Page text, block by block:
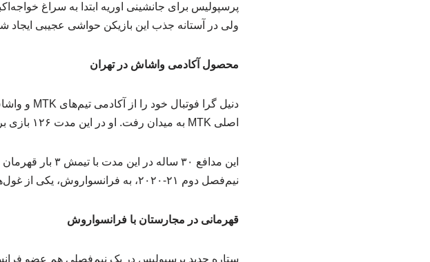
پرسپولیس برای جانشینی اوریه ابتدا به سراغ
ولی در آستانه جذب این بازیکن حواشی عجیبی ایجاد
محصول آکادمی واشاش در تهران
اصلی MTK به میدان رفت. او در این مدت ۱۲۶ بازی برای تیمش انجام داد و آمار ۲۲ گل و ۱۹ پاس گل را به ثبت رساند.
نیم‌فصل دوم ۲۱-۲۰۲۰، به فرانسواروش، یکی از غول‌های فوتبال مجارستان پیوست.
قهرمانی در مجارستان با فرانسواروش
ستاره جدید پرسپولیس در یک نیم‌فصلی هم عضو